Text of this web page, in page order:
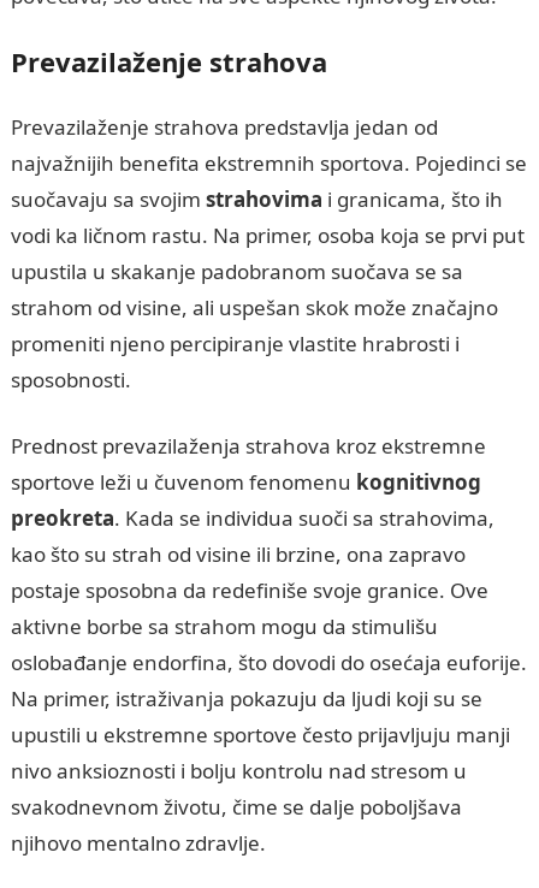
Prevazilaženje strahova
Prevazilaženje strahova predstavlja jedan od
najvažnijih benefita ekstremnih sportova. Pojedinci se
suočavaju sa svojim strahovima i granicama, što ih
vodi ka ličnom rastu. Na primer, osoba koja se prvi put
upustila u skakanje padobranom suočava se sa
strahom od visine, ali uspešan skok može značajno
promeniti njeno percipiranje vlastite hrabrosti i
sposobnosti.
Prednost prevazilaženja strahova kroz ekstremne
sportove leži u čuvenom fenomenu kognitivnog
preokreta. Kada se individua suoči sa strahovima,
kao što su strah od visine ili brzine, ona zapravo
postaje sposobna da redefiniše svoje granice. Ove
aktivne borbe sa strahom mogu da stimulišu
oslobađanje endorfina, što dovodi do osećaja euforije.
Na primer, istraživanja pokazuju da ljudi koji su se
upustili u ekstremne sportove često prijavljuju manji
nivo anksioznosti i bolju kontrolu nad stresom u
svakodnevnom životu, čime se dalje poboljšava
njihovo mentalno zdravlje.